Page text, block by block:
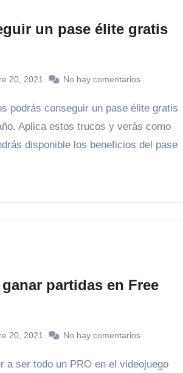
un pase élite gratis
20, 2021 No hay comentarios
Aplica estos trucos y verás como
disponible los beneficios del pase
partidas en Free
20, 2021 No hay comentarios